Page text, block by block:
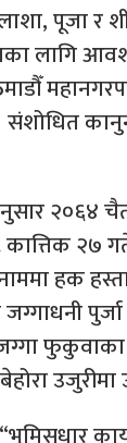
पूजा र
लागि
संशोधित
२०६४ चैत
२७ गते
हक
फुकुवाका